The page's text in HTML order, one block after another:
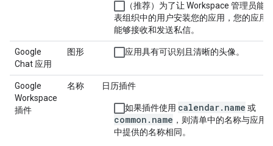
（推荐）为了让 Workspace 管理员能
表组织中的用户安装您的应用，您的应用
能够接收和发送私信。
Google
Chat 应用
图形 应用具有可识别且清晰的头像。
Google
Workspace
插件
名称 日历插件
如果插件使用 calendar.name 或
common.name ，则清单中的名称与应用
中提供的名称相同。